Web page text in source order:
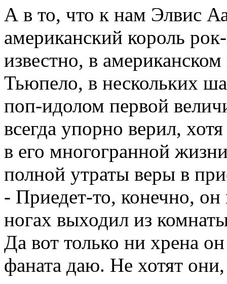
А в то, что к нам Элвис
американский король
известно, в
Тьюпело, в нескольких
поп-идолом первой
всегда упорно верил,
в его многогранной
полной утраты веры в
- Приедет-то, конечно,
ногах выходил из
Да вот только ни хрена
фаната даю. Не хотят